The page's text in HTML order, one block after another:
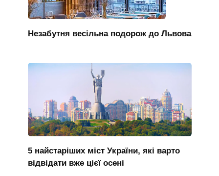
Незабутня весільна подорож до Львова
5 найстаріших міст України, які варто
відвідати вже цієї осені